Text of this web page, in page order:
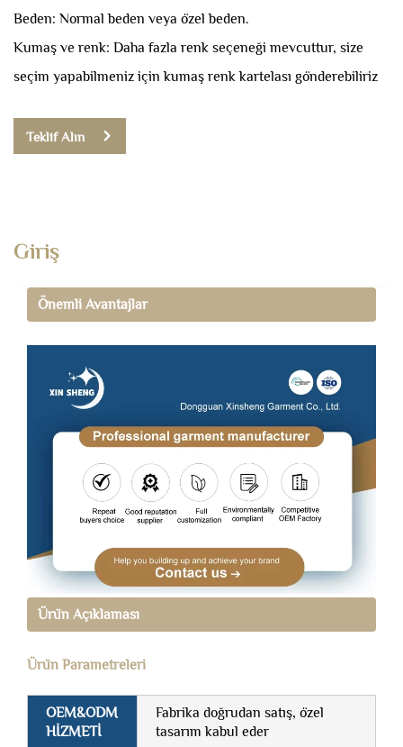
Beden: Normal beden veya özel beden.
Kumaş ve renk: Daha fazla renk seçeneği mevcuttur, size
seçim yapabilmeniz için kumaş renk kartelası gönderebiliriz
Teklif Alın
Giriş
Önemli Avantajlar
Ürün Açıklaması
Ürün Parametreleri
OEM&ODM
HİZMETİ
Fabrika doğrudan satış, özel
tasarım kabul eder